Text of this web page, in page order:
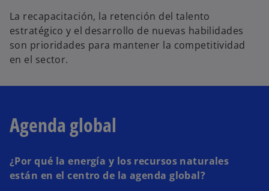
La recapacitación, la retención del talento
estratégico y el desarrollo de nuevas habilidades
son prioridades para mantener la competitividad
en el sector.
Agenda global
¿Por qué la energía y los recursos naturales
están en el centro de la agenda global?